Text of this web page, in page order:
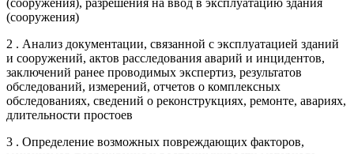
(сооружения), разрешения на ввод в эксплуатацию здания
(сооружения)
2 . Анализ документации, связанной с эксплуатацией зданий
и сооружений, актов расследования аварий и инцидентов,
заключений ранее проводимых экспертиз, результатов
обследований, измерений, отчетов о комплексных
обследованиях, сведений о реконструкциях, ремонте, авариях,
длительности простоев
3 . Определение возможных повреждающих факторов,